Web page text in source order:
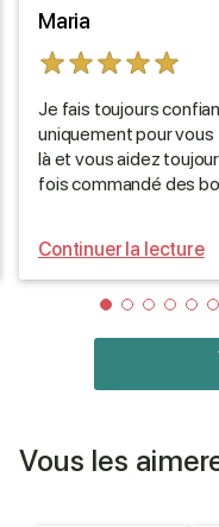
Maria
Je fais toujours
uniquement pour vous
là et vous aidez
fois commandé des
Continuer la lecture
Vous les